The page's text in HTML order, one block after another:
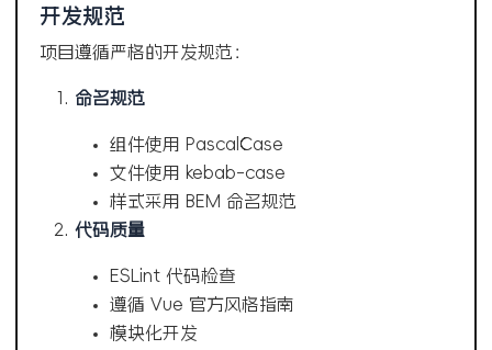
开发规范
项目遵循严格的开发规范：
命名规范
组件使用 PascalCase
文件使用 kebab-case
样式采用 BEM 命名规范
代码质量
ESLint 代码检查
遵循 Vue 官方风格指南
模块化开发